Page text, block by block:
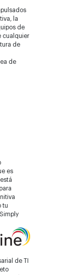
la
de
cualquier
de
de
es
tu
de TI